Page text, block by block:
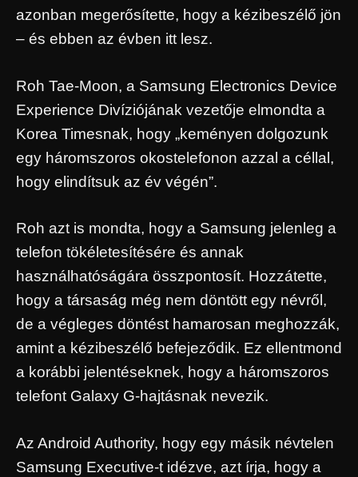
azonban megerősítette, hogy a kézibeszélő jön
– és ebben az évben itt lesz.
Roh Tae-Moon, a Samsung Electronics Device
Experience Divíziójának vezetője elmondta a
Korea Timesnak, hogy „keményen dolgozunk
egy háromszoros okostelefonon azzal a céllal,
hogy elindítsuk az év végén”.
Roh azt is mondta, hogy a Samsung jelenleg a
telefon tökéletesítésére és annak
használhatóságára összpontosít. Hozzátette,
hogy a társaság még nem döntött egy névről,
de a végleges döntést hamarosan meghozzák,
amint a kézibeszélő befejeződik. Ez ellentmond
a korábbi jelentéseknek, hogy a háromszoros
telefont Galaxy G-hajtásnak nevezik.
Az Android Authority, hogy egy másik névtelen
Samsung Executive-t idézve, azt írja, hogy a